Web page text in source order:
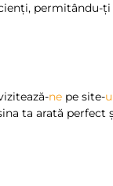
permitându-ți
ne pe site-
ta arată perfect